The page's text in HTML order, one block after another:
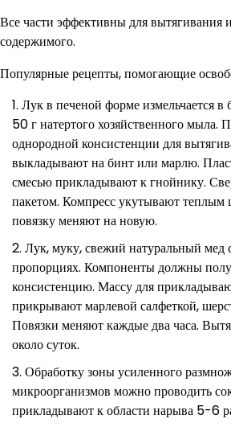
Все части эффективны для вытягивания
содержимого.
Популярные рецепты, помогающие
Лук в печеной форме измельчается в
50 г натертого хозяйственного
однородной консистенции для
выкладывают на бинт или марлю.
смесью прикладывают к гнойнику.
пакетом. Компресс укутывают теплым
повязку меняют на новую.
Лук, муку, свежий натуральный мед
пропорциях. Компоненты должны
консистенцию. Массу для
прикрывают марлевой салфеткой,
Повязки меняют каждые два часа.
около суток.
Обработку зоны усиленного
микроорганизмов можно проводить
прикладывают к области нарыва 5-6